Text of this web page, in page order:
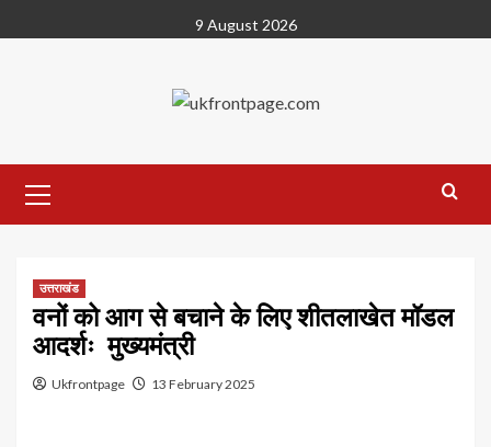
to
9 August 2026
Menu
उत्तराखंड
वनों को आग से बचाने के लिए शीतलाखेत मॉडल
आदर्शः मुख्यमंत्री
Ukfrontpage 13 February 2025